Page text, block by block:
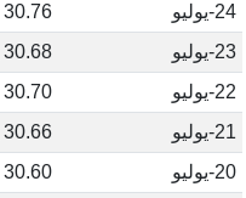
24-يوليو
30.76 يورو
23-يوليو
30.68 يورو
22-يوليو
30.70 يورو
21-يوليو
30.66 يورو
20-يوليو
30.60 يورو